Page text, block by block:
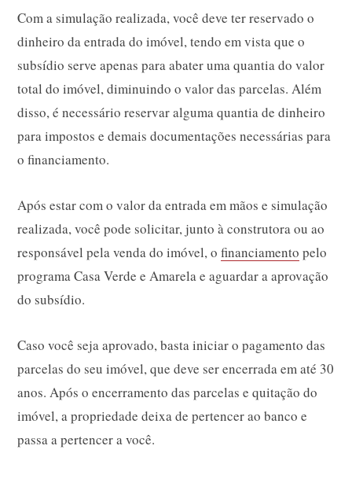
Com a simulação realizada, você deve ter reservado o
dinheiro da entrada do imóvel, tendo em vista que o
subsídio serve apenas para abater uma quantia do valor
total do imóvel, diminuindo o valor das parcelas. Além
disso, é necessário reservar alguma quantia de dinheiro
para impostos e demais documentações necessárias para
o financiamento.
Após estar com o valor da entrada em mãos e simulação
realizada, você pode solicitar, junto à construtora ou ao
responsável pela venda do imóvel, o financiamento pelo
programa Casa Verde e Amarela e aguardar a aprovação
do subsídio.
Caso você seja aprovado, basta iniciar o pagamento das
parcelas do seu imóvel, que deve ser encerrada em até 30
anos. Após o encerramento das parcelas e quitação do
imóvel, a propriedade deixa de pertencer ao banco e
passa a pertencer a você.